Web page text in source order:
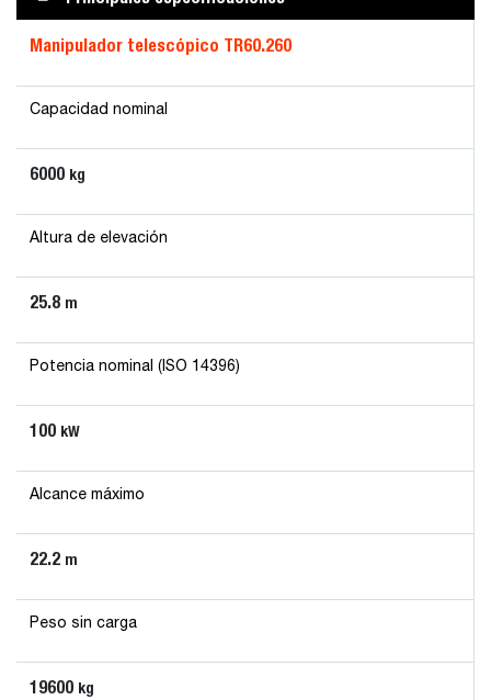
Manipulador telescópico TR60.260
Capacidad nominal
6000 kg
Altura de elevación
25.8 m
Potencia nominal (ISO 14396)
100 kW
Alcance máximo
22.2 m
Peso sin carga
19600 kg